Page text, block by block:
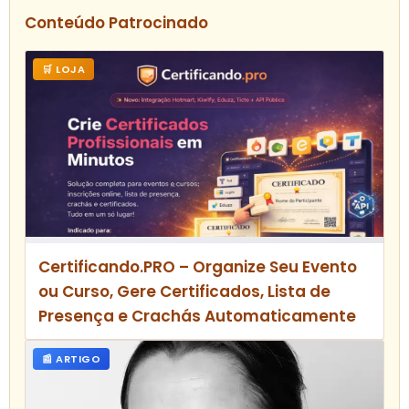
Conteúdo Patrocinado
🛒 LOJA
Certificando.PRO – Organize Seu Evento
ou Curso, Gere Certificados, Lista de
Presença e Crachás Automaticamente
📰 ARTIGO